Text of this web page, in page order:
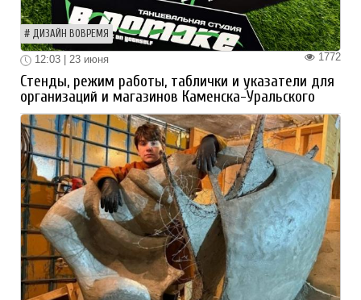
ДИЗАЙН ВОВРЕМЯ
1772
12:03 | 23 июня
Стенды, режим работы, таблички и указатели для
организаций и магазинов Каменска-Уральского